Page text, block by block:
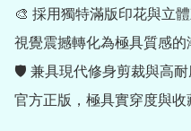
🎨 採用獨特滿版印花與立
視覺震撼轉化為極具質感的
🛡 兼具現代修身剪裁與高
官方正版，極具實穿度與收